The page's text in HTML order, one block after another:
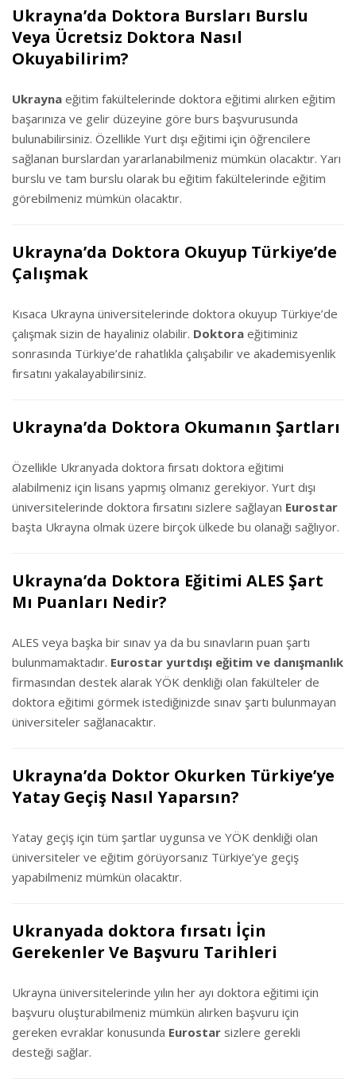
Ukrayna’da Doktora Bursları Burslu
Veya Ücretsiz Doktora Nasıl
Okuyabilirim?
Ukrayna eğitim fakültelerinde doktora eğitimi alırken eğitim
başarınıza ve gelir düzeyine göre burs başvurusunda
bulunabilirsiniz. Özellikle Yurt dışı eğitimi için öğrencilere
sağlanan burslardan yararlanabilmeniz mümkün olacaktır. Yarı
burslu ve tam burslu olarak bu eğitim fakültelerinde eğitim
görebilmeniz mümkün olacaktır.
Ukrayna’da Doktora Okuyup Türkiye’de
Çalışmak
Kısaca Ukrayna üniversitelerinde doktora okuyup Türkiye’de
çalışmak sizin de hayaliniz olabilir. Doktora eğitiminiz
sonrasında Türkiye’de rahatlıkla çalışabilir ve akademisyenlik
fırsatını yakalayabilirsiniz.
Ukrayna’da Doktora Okumanın Şartları
Özellikle Ukranyada doktora fırsatı doktora eğitimi
alabilmeniz için lisans yapmış olmanız gerekiyor. Yurt dışı
üniversitelerinde doktora fırsatını sizlere sağlayan Eurostar
başta Ukrayna olmak üzere birçok ülkede bu olanağı sağlıyor.
Ukrayna’da Doktora Eğitimi ALES Şart
Mı Puanları Nedir?
ALES veya başka bir sınav ya da bu sınavların puan şartı
bulunmamaktadır. Eurostar yurtdışı eğitim ve danışmanlık
firmasından destek alarak YÖK denkliği olan fakülteler de
doktora eğitimi görmek istediğinizde sınav şartı bulunmayan
üniversiteler sağlanacaktır.
Ukrayna’da Doktor Okurken Türkiye’ye
Yatay Geçiş Nasıl Yaparsın?
Yatay geçiş için tüm şartlar uygunsa ve YÖK denkliği olan
üniversiteler ve eğitim görüyorsanız Türkiye’ye geçiş
yapabilmeniz mümkün olacaktır.
Ukranyada doktora fırsatı İçin
Gerekenler Ve Başvuru Tarihleri
Ukrayna üniversitelerinde yılın her ayı doktora eğitimi için
başvuru oluşturabilmeniz mümkün alırken başvuru için
gereken evraklar konusunda Eurostar sizlere gerekli
desteği sağlar.